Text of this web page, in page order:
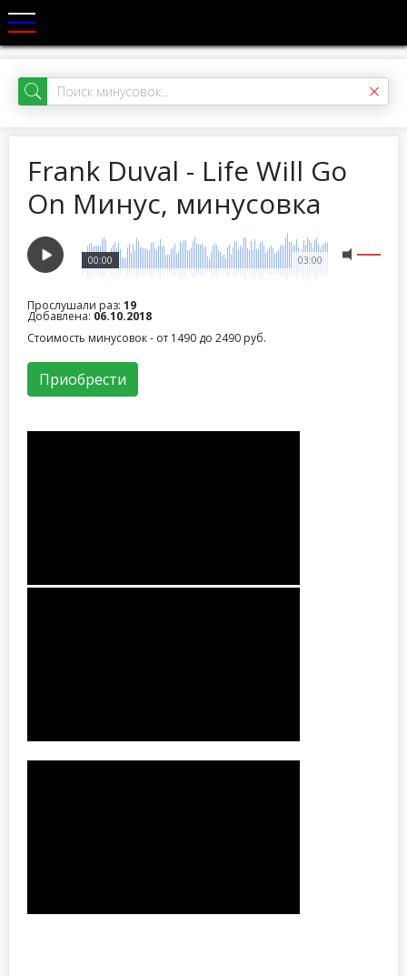
Frank Duval - Life Will Go
On Минус, минусовка
03:00
00:00
Прослушали раз: 19
Добавлена: 06.10.2018
Стоимость минусовок - от 1490 до 2490 руб.
Приобрести